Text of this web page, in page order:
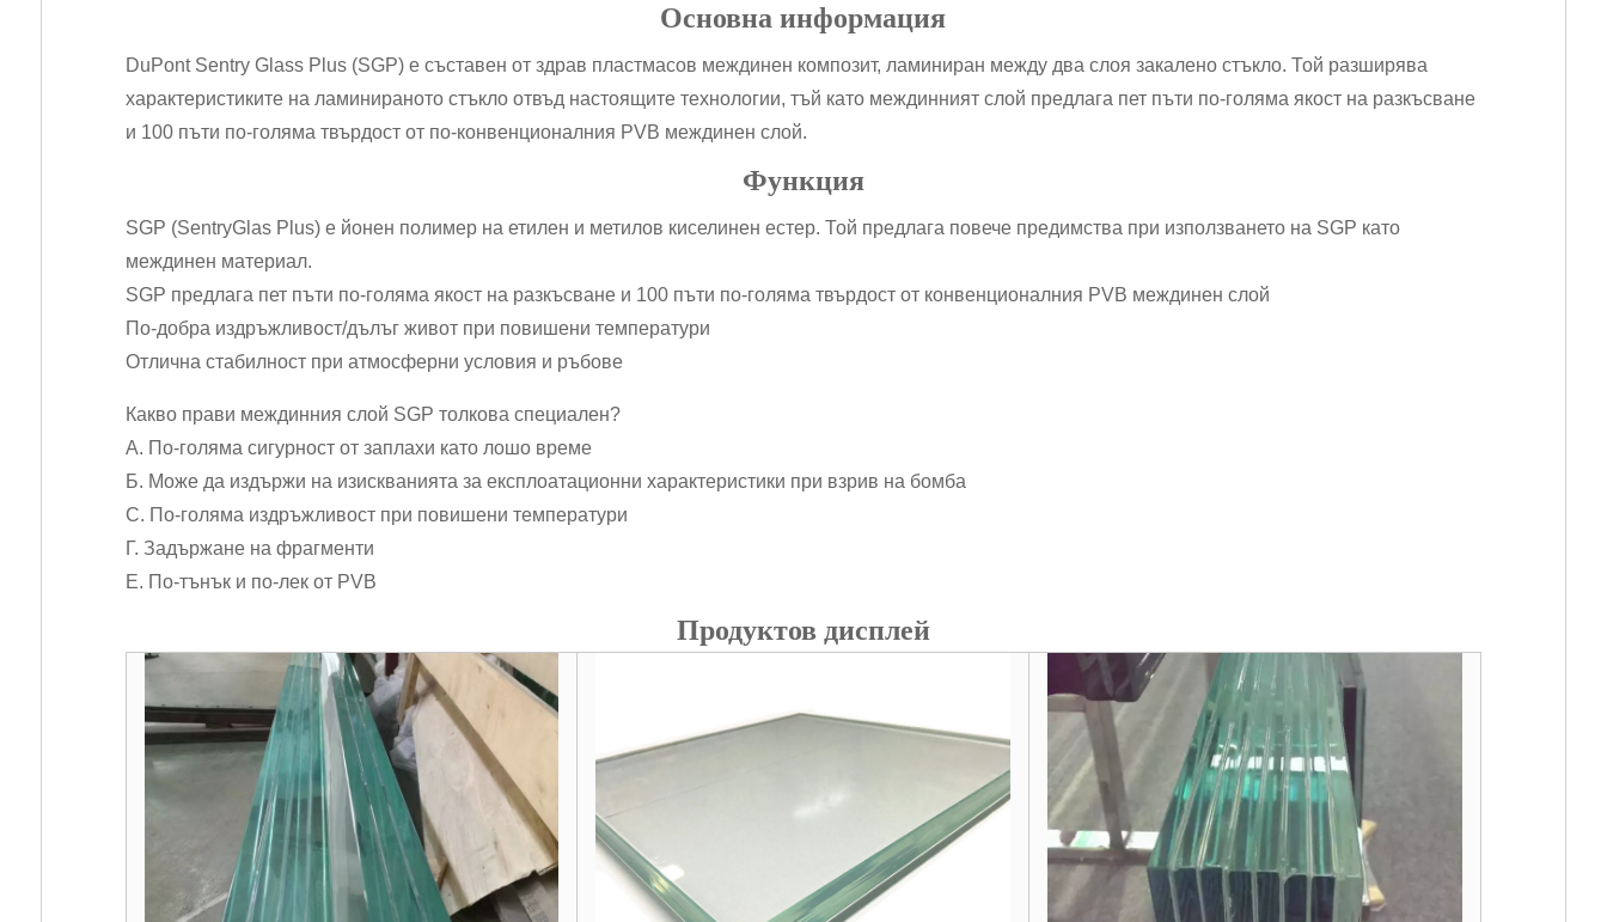
Основна информация
DuPont Sentry Glass Plus (SGP) е съставен от здрав пластмасов междинен композит, ламиниран между два слоя закалено стъкло. Той разширява
характеристиките на ламинираното стъкло отвъд настоящите технологии, тъй като междинният слой предлага пет пъти по-голяма якост на разкъсване
и 100 пъти по-голяма твърдост от по-конвенционалния PVB междинен слой.
Функция
SGP (SentryGlas Plus) е йонен полимер на етилен и метилов киселинен естер. Той предлага повече предимства при използването на SGP като
междинен материал.
SGP предлага пет пъти по-голяма якост на разкъсване и 100 пъти по-голяма твърдост от конвенционалния PVB междинен слой
По-добра издръжливост/дълъг живот при повишени температури
Отлична стабилност при атмосферни условия и ръбове
Какво прави междинния слой SGP толкова специален?
A. По-голяма сигурност от заплахи като лошо време
Б. Може да издържи на изискванията за експлоатационни характеристики при взрив на бомба
C. По-голяма издръжливост при повишени температури
Г. Задържане на фрагменти
E. По-тънък и по-лек от PVB
Продуктов дисплей